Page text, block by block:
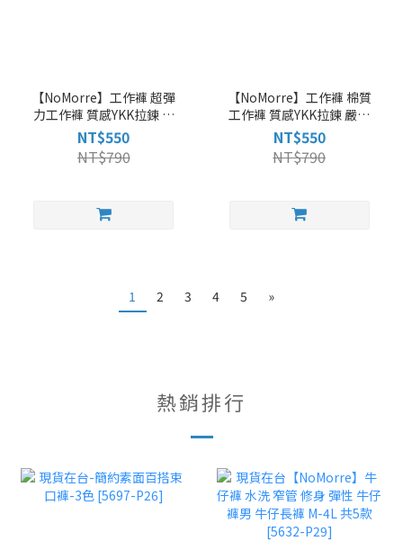
【NoMorre】工作褲 超彈
力工作褲 質感YKK拉鍊 嚴
選超彈力布料 共2色 L-4L
台灣現貨 [3883-P32]
NT$550
NT$790
【NoMorre】工作褲 棉質
工作褲 質感YKK拉鍊 嚴選
棉質彈力親膚透氣布料 共
2色 L-4L 台灣現貨 [3879-
P32]
NT$550
NT$790
1 2 3 4 5 »
熱銷排行